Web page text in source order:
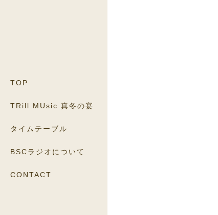
TOP
TRill MUsic 真冬の宴
タイムテーブル
BSCラジオについて
CONTACT